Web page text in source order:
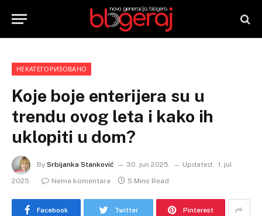
НЕКАТЕГОРИЗОВАНО
Koje boje enterijera su u
trendu ovog leta i kako ih
uklopiti u dom?
By Srbijanka Stanković 30. jun 2025. Updated: 1. jul
2025.
Nema komentara 5 Mins Read
Facebook Twitter Pinterest